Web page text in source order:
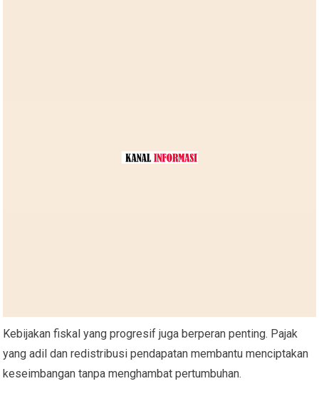
Kebijakan fiskal yang progresif juga berperan penting. Pajak
yang adil dan redistribusi pendapatan membantu menciptakan
keseimbangan tanpa menghambat pertumbuhan.